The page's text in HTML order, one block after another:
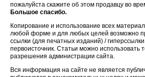
пожалуйста скажите об этом продавцу во
Большое спасибо.
Копирование и использование всех
любой форме и для любых целей возможно
ссылки (для печатных изданий) /
первоисточник. Статьи можно использовать
разрешения администрации сайта.
Вся информация на сайте не является